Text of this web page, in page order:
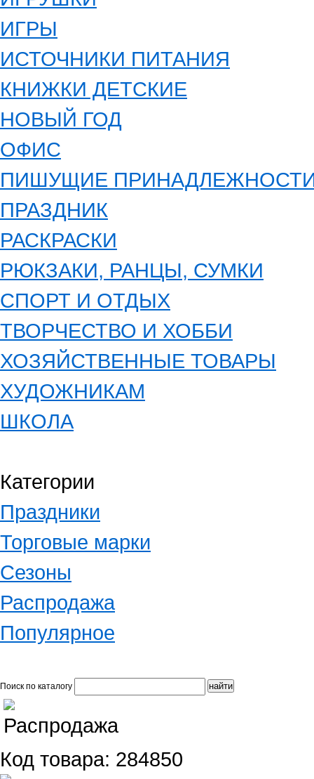
ИГРЫ
ИСТОЧНИКИ ПИТАНИЯ
КНИЖКИ ДЕТСКИЕ
НОВЫЙ ГОД
ОФИС
ПИШУЩИЕ
ПРАЗДНИК
РАСКРАСКИ
РЮКЗАКИ, РАНЦЫ, СУМКИ
СПОРТ И ОТДЫХ
ТВОРЧЕСТВО И ХОББИ
ХОЗЯЙСТВЕННЫЕ ТОВАРЫ
ХУДОЖНИКАМ
ШКОЛА
Категории
Праздники
Торговые марки
Сезоны
Распродажа
Популярное
Поиск по каталогу
Код товара: 284850